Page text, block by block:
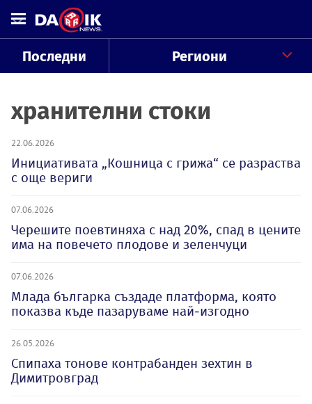
Последни Региони
хранителни стоки
22.06.2026
Инициативата „Кошница с грижа“ се разраства
с още вериги
07.06.2026
Черешите поевтиняха с над 20%, спад в цените
има на повечето плодове и зеленчуци
07.06.2026
Млада българка създаде платформа, която
показва къде пазаруваме най-изгодно
26.05.2026
Спипаха тонове контрабанден зехтин в
Димитровград